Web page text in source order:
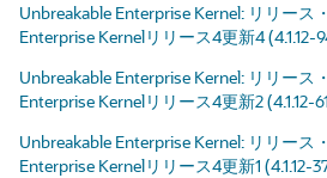
Unbreakable Enterprise Kernel: リリース
Enterprise Kernelリリース4更新4 (4.1.12-
Unbreakable Enterprise Kernel: リリース
Enterprise Kernelリリース4更新2 (4.1.12-
Unbreakable Enterprise Kernel: リリース
Enterprise Kernelリリース4更新1 (4.1.12-